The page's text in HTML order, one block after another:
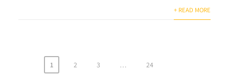
+ READ MORE
1 2 3 … 24